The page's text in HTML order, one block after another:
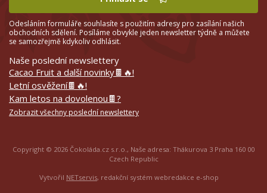
Odesláním formuláře souhlasíte s použitím adresy pro zasílání našich
obchodních sdělení. Posíláme obvykle jeden newsletter týdně a můžete
se samozřejmě kdykoliv odhlásit.
Naše poslední newslettery
Cacao Fruit a další novinky🍫🔥!
Letní osvěžení🍫🔥!
Kam letos na dovolenou🍫?
Zobrazit všechny poslední newslettery
Copyright © 2026 Čokoláda.cz s.r.o., Naše adresa: Thákurova 3 Praha 160 00
Czech Republic
Vytvořil NETservis, redakční systém webredakce e-shop